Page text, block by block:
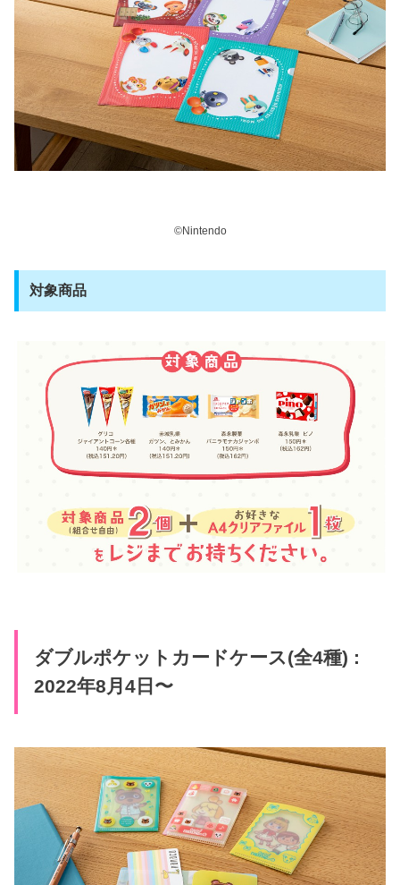
©Nintendo
対象商品
ダブルポケットカードケース(全4種) :
2022年8月4日〜